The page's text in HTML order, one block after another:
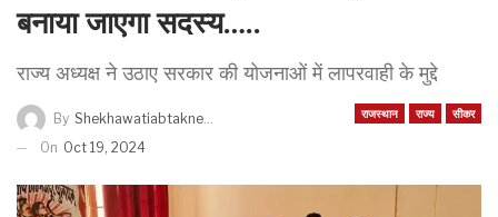
बनाया जाएगा सदस्य…..
राज्य अध्यक्ष ने उठाए सरकार की योजनाओं में लापरवाही के मुद्दे
राजस्थान राज्य सीकर
By Shekhawatiabtaknews
On Oct 19, 2024